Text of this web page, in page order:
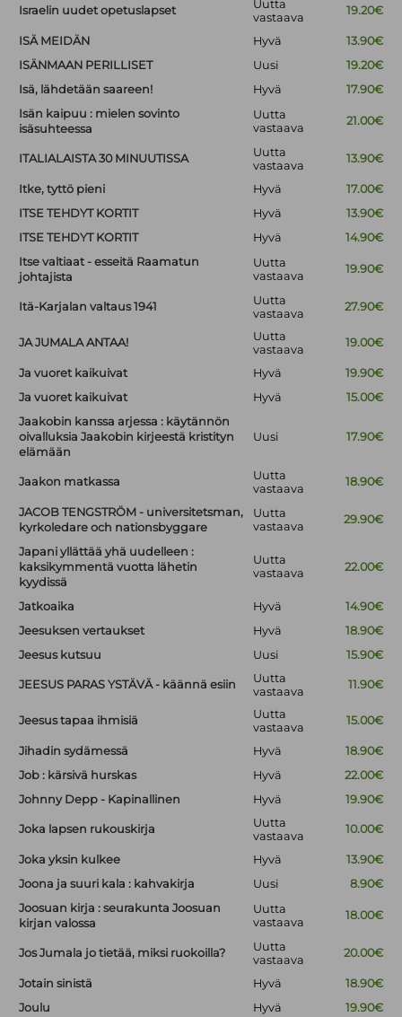
Israelin uudet opetuslapset
Uutta
vastaava
19.20€
ISÄ MEIDÄN Hyvä
13.90€
ISÄNMAAN PERILLISET
Uusi
19.20€
Isä, lähdetään saareen!
Hyvä
17.90€
Isän kaipuu : mielen sovinto
isäsuhteessa
Uutta
vastaava
21.00€
ITALIALAISTA 30 MINUUTISSA
Uutta
vastaava
13.90€
Itke, tyttö pieni Hyvä
17.00€
ITSE TEHDYT KORTIT
Hyvä
13.90€
ITSE TEHDYT KORTIT
Hyvä
14.90€
Itse valtiaat - esseitä Raamatun
johtajista
Uutta
vastaava
19.90€
Itä-Karjalan valtaus 1941
Uutta
vastaava
27.90€
JA JUMALA ANTAA!
Uutta
vastaava
19.00€
Ja vuoret kaikuivat Hyvä
19.90€
Ja vuoret kaikuivat
Hyvä
15.00€
Jaakobin kanssa arjessa : käytännön
oivalluksia Jaakobin kirjeestä kristityn
elämään
Uusi 17.90€
Jaakon matkassa
Uutta
vastaava
18.90€
JACOB TENGSTRÖM - universitetsman,
kyrkoledare och nationsbyggare
Uutta
vastaava
29.90€
Japani yllättää yhä uudelleen :
kaksikymmentä vuotta lähetin
kyydissä
Uutta
vastaava
22.00€
Jatkoaika Hyvä
14.90€
Jeesuksen vertaukset
Hyvä
18.90€
Jeesus kutsuu
Uusi 15.90€
JEESUS PARAS YSTÄVÄ - käännä esiin
Uutta
vastaava
11.90€
Jeesus tapaa ihmisiä
Uutta
vastaava
15.00€
Jihadin sydämessä Hyvä
18.90€
Job : kärsivä hurskas
Hyvä
22.00€
Johnny Depp - Kapinallinen
Hyvä 19.90€
Joka lapsen rukouskirja
Uutta
vastaava
10.00€
Joka yksin kulkee Hyvä
13.90€
Joona ja suuri kala : kahvakirja
Uusi
8.90€
Joosuan kirja : seurakunta Joosuan
kirjan valossa
Uutta
vastaava
18.00€
Jos Jumala jo tietää, miksi ruokoilla?
Uutta
vastaava
20.00€
Jotain sinistä Hyvä
18.90€
Joulu
Hyvä
19.90€